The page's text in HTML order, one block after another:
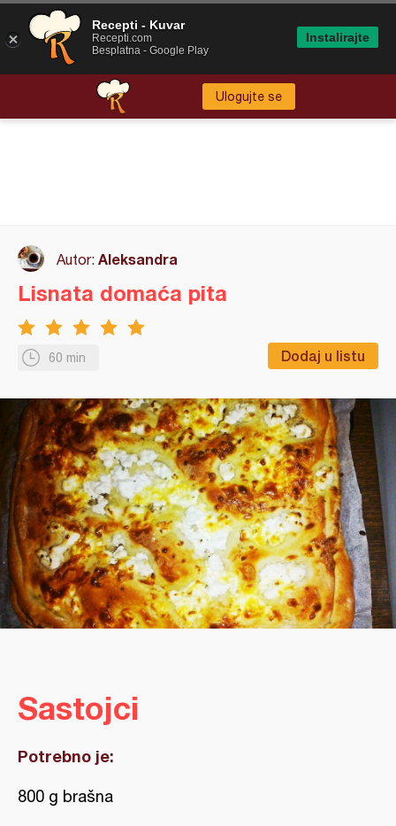
Ulogujte se
Autor: Aleksandra
60 min Dodaj u listu
Lisnata domaća pita
Sastojci
Potrebno je:
800 g brašna
Recepti - Kuvar
Recepti.com
Besplatna - Google Play
Instalirajte